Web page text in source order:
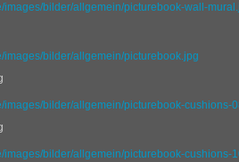
images/bilder/allgemein/picturebook-wall-
images/bilder/allgemein/picturebook.jpg
images/bilder/allgemein/picturebook-cushions-
images/bilder/allgemein/picturebook-cushions-